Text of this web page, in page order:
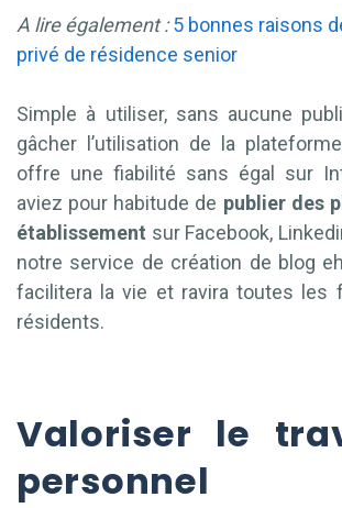
A lire également : 5 bonnes raisons
privé de résidence senior
Simple à utiliser, sans aucune
gâcher l’utilisation de la
offre une fiabilité sans égal sur
aviez pour habitude de publier des
établissement sur Facebook,
notre service de création de blog
facilitera la vie et ravira toutes les
résidents.
Valoriser le
personnel